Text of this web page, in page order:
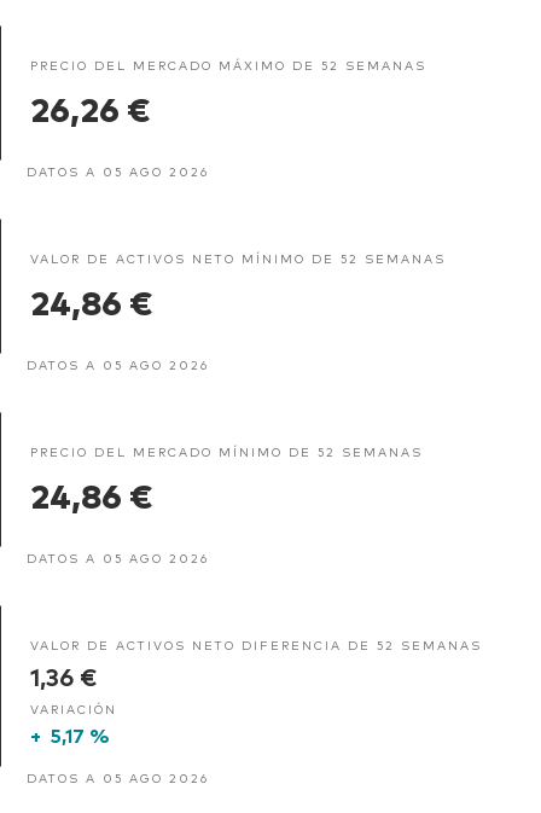
PRECIO DEL MERCADO MÁXIMO DE 52 SEMANAS
26,26 €
DATOS A 05 AGO 2026
VALOR DE ACTIVOS NETO MÍNIMO DE 52 SEMANAS
24,86 €
DATOS A 05 AGO 2026
PRECIO DEL MERCADO MÍNIMO DE 52 SEMANAS
24,86 €
DATOS A 05 AGO 2026
VALOR DE ACTIVOS NETO DIFERENCIA DE 52 SEMANAS
1,36 €
VARIACIÓN
+ 5,17 %
DATOS A 05 AGO 2026